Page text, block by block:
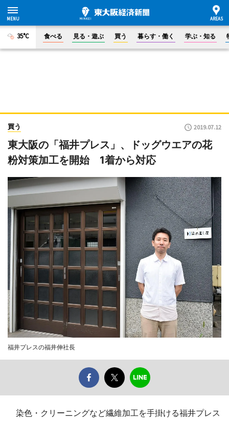
35°C 食べる 見る・遊ぶ 買う 暮らす・働く 学ぶ・知る
買う 2019.07.12
東大阪の「福井プレス」、ドッグウエアの花
粉対策加工を開始 1着から対応
福井プレスの福井伸社長
染色・クリーニングなど繊維加工を手掛ける福井プレス